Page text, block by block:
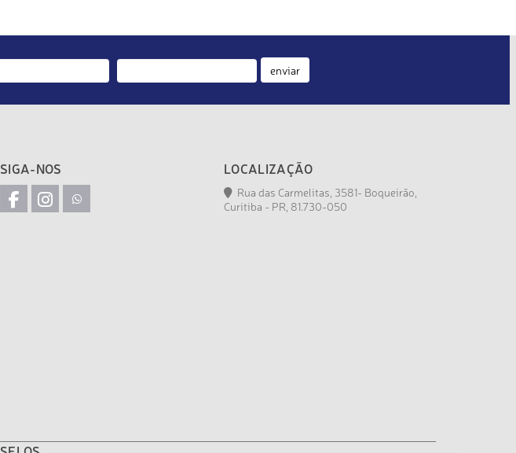
enviar
SIGA-NOS LOCALIZAÇÃO
Rua das Carmelitas, 3581- Boqueirão,
Curitiba - PR, 81.730-050